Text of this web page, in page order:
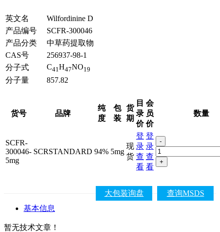
英文名
Wilfordinine D
产品编号
SCFR-300046
产品分类
中草药提取物
CAS号
256937-98-1
分子式
C41H47NO19
分子量 857.82
货号 品牌
纯
度
包
装
货
期
目
录
价
会
员
价
数量
SCFR-
300046-
5mg
SCRSTANDARD 94% 5mg
现
货
登
录
查
看
登
录
查
看
-
+
查询MSDS
大包装询盘
基本信息
暂无技术文章！